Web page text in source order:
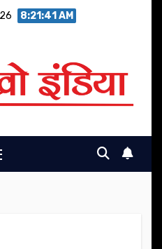
8:21:42 AM